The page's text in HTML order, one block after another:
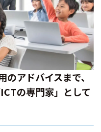
アドバイスまで、
の専門家」として